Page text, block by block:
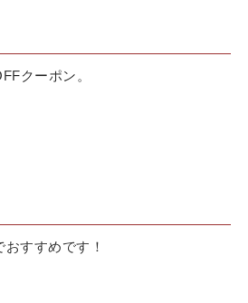
クーポン。
すすめです！